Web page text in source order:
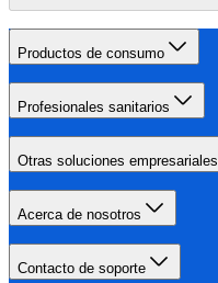
Productos de consumo
Profesionales sanitarios
Otras soluciones empresariales
Acerca de nosotros
Contacto de soporte